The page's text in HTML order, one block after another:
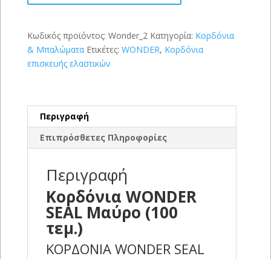
(100
ποσότητα
Κωδικός προϊόντος: Wonder_2 Κατηγορία: Κορδόνια
& Μπαλώματα Ετικέτες: WONDER, Κορδόνια
επισκευής ελαστικών
Περιγραφή
Επιπρόσθετες Πληροφορίες
Περιγραφή
Κορδόνια WONDER
SEAL Μαύρο (100
τεμ.)
ΚΟΡΔΟΝΙΑ WONDER SEAL